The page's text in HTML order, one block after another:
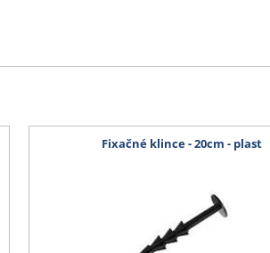
Fixačné klince - 20cm - plast